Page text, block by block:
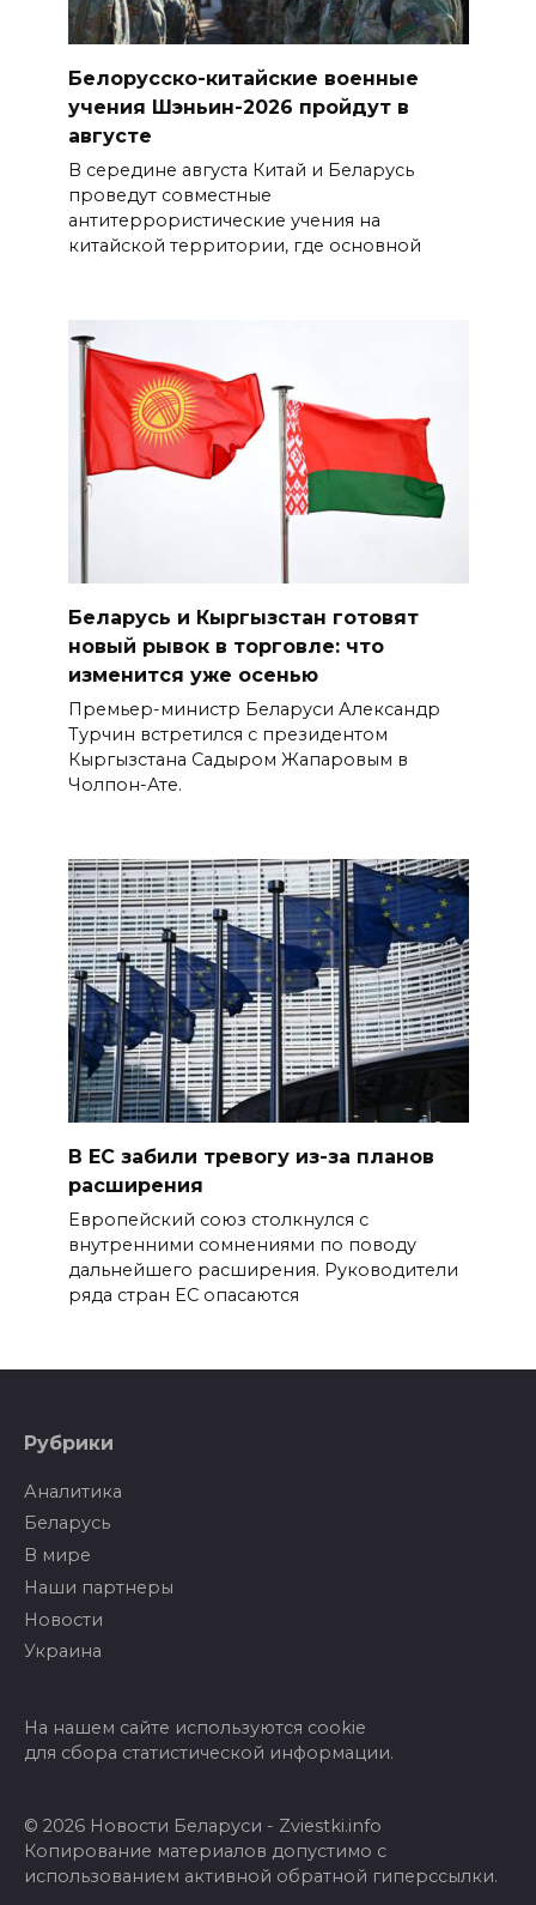
Белорусско-китайские военные
учения Шэньин-2026 пройдут в
августе
В середине августа Китай и Беларусь
проведут совместные
антитеррористические учения на
китайской территории, где основной
Беларусь и Кыргызстан готовят
новый рывок в торговле: что
изменится уже осенью
Премьер-министр Беларуси Александр
Турчин встретился с президентом
Кыргызстана Садыром Жапаровым в
Чолпон-Ате.
В ЕС забили тревогу из-за планов
расширения
Европейский союз столкнулся с
внутренними сомнениями по поводу
дальнейшего расширения. Руководители
ряда стран ЕС опасаются
Рубрики
Аналитика
Беларусь
В мире
Наши партнеры
Новости
Украина
На нашем сайте используются cookie
для сбора статистической информации.
© 2026 Новости Беларуси - Zviestki.info
Копирование материалов допустимо с
использованием активной обратной гиперссылки.